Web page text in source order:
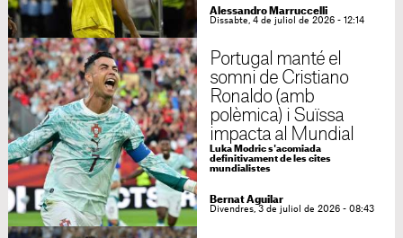
Alessandro Marruccelli
Dissabte, 4 de juliol de 2026 - 12:14
Portugal manté el
somni de Cristiano
Ronaldo (amb
polèmica) i Suïssa
impacta al Mundial
Luka Modric s'acomiada
definitivament de les cites
mundialistes
Bernat Aguilar
Divendres, 3 de juliol de 2026 - 08:43